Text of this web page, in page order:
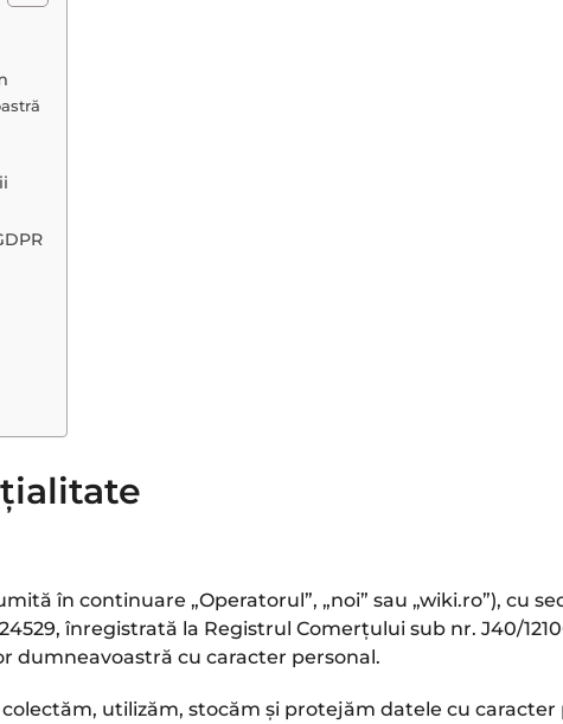
în continuare „Operatorul”, „noi” sau „wiki.ro”), cu
înregistrată la Registrul Comerțului sub nr. J40/
dumneavoastră cu caracter personal.
utilizăm, stocăm și protejăm datele cu